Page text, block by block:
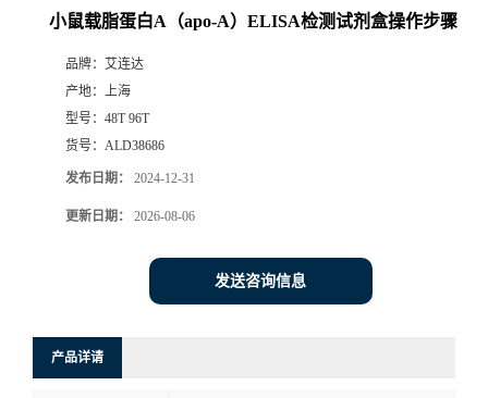
小鼠载脂蛋白A（apo-A）ELISA检测试剂盒操作步骤
品牌： 艾连达
产地： 上海
型号： 48T 96T
货号： ALD38686
发布日期： 2024-12-31
更新日期： 2026-08-06
发送咨询信息
产品详请